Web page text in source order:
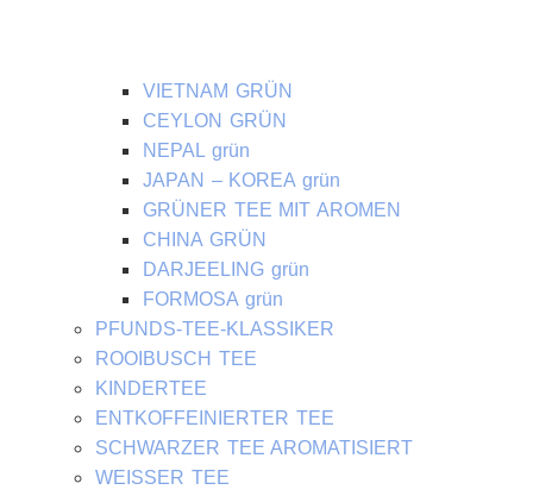
VIETNAM GRÜN
CEYLON GRÜN
NEPAL grün
JAPAN – KOREA grün
GRÜNER TEE MIT AROMEN
CHINA GRÜN
DARJEELING grün
FORMOSA grün
PFUNDS-TEE-KLASSIKER
ROOIBUSCH TEE
KINDERTEE
ENTKOFFEINIERTER TEE
SCHWARZER TEE AROMATISIERT
WEISSER TEE